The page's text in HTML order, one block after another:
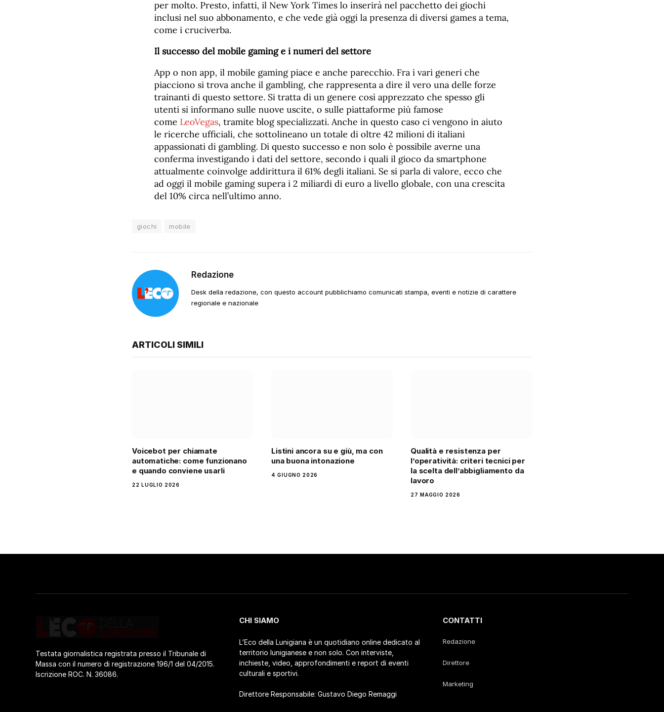
per molto. Presto, infatti, il New York Times lo inserirà nel pacchetto dei giochi
inclusi nel suo abbonamento, e che vede già oggi la presenza di diversi games a tema,
come i cruciverba.
Il successo del mobile gaming e i numeri del settore
App o non app, il mobile gaming piace e anche parecchio. Fra i vari generi che
piacciono si trova anche il gambling, che rappresenta a dire il vero una delle forze
trainanti di questo settore. Si tratta di un genere così apprezzato che spesso gli
utenti si informano sulle nuove uscite, o sulle piattaforme più famose
come LeoVegas, tramite blog specializzati. Anche in questo caso ci vengono in aiuto
le ricerche ufficiali, che sottolineano un totale di oltre 42 milioni di italiani
appassionati di gambling. Di questo successo e non solo è possibile averne una
conferma investigando i dati del settore, secondo i quali il gioco da smartphone
attualmente coinvolge addirittura il 61% degli italiani. Se si parla di valore, ecco che
ad oggi il mobile gaming supera i 2 miliardi di euro a livello globale, con una crescita
del 10% circa nell’ultimo anno.
giochi mobile
Redazione
Desk della redazione, con questo account pubblichiamo comunicati stampa, eventi e notizie di carattere
regionale e nazionale
ARTICOLI SIMILI
Voicebot per chiamate
automatiche: come funzionano
e quando conviene usarli
22 LUGLIO 2026
Listini ancora su e giù, ma con
una buona intonazione
4 GIUGNO 2026
Qualità e resistenza per
l’operatività: criteri tecnici per
la scelta dell’abbigliamento da
lavoro
27 MAGGIO 2026
Testata giornalistica registrata presso il Tribunale di
Massa con il numero di registrazione 196/1 del 04/2015.
Iscrizione ROC. N. 36086.
CHI SIAMO
L’Eco della Lunigiana è un quotidiano online dedicato al
territorio lunigianese e non solo. Con interviste,
inchieste, video, approfondimenti e report di eventi
culturali e sportivi.
Direttore Responsabile: Gustavo Diego Remaggi
CONTATTI
Redazione
Direttore
Marketing